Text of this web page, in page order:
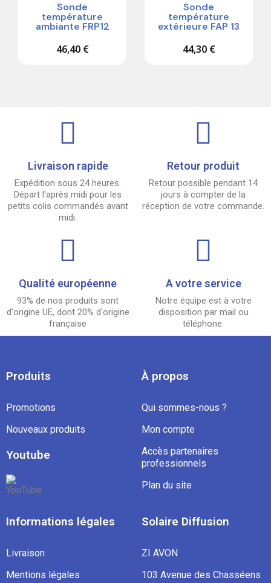
Sonde
température
ambiante FRP12
46,40 €
Sonde
température
extérieure FAP 13
44,30 €
Livraison rapide
Expédition sous 24 heures.
Départ l'après midi pour les
petits colis commandés avant
midi.
Retour produit
Retour possible pendant 14
jours à compter de la
réception de votre commande.
Qualité européenne
93% de nos produits sont
d'origine UE, dont 20% d'origine
française
A votre service
Notre équipe est à votre
disposition par mail ou
téléphone.
Produits
Promotions
Nouveaux produits
Youtube
À propos
Qui sommes-nous ?
Mon compte
Accès partenaires
professionnels
Plan du site
Informations légales
Livraison
Mentions légales
Solaire Diffusion
ZI AVON
103 Avenue des Chasséens